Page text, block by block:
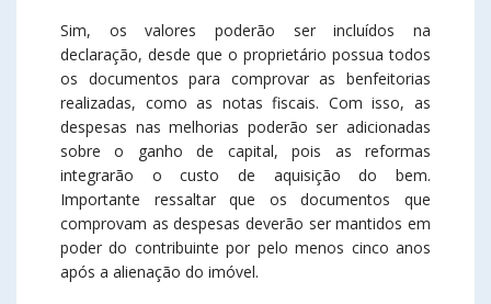
Sim, os valores poderão ser incluídos na
declaração, desde que o proprietário possua todos
os documentos para comprovar as benfeitorias
realizadas, como as notas fiscais. Com isso, as
despesas nas melhorias poderão ser adicionadas
sobre o ganho de capital, pois as reformas
integrarão o custo de aquisição do bem.
Importante ressaltar que os documentos que
comprovam as despesas deverão ser mantidos em
poder do contribuinte por pelo menos cinco anos
após a alienação do imóvel.